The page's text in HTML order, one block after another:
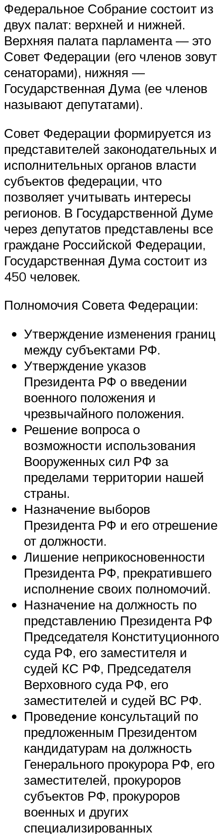
Федеральное Собрание состоит из
двух палат: верхней и нижней.
Верхняя палата парламента — это
Совет Федерации (его членов зовут
сенаторами), нижняя —
Государственная Дума (ее членов
называют депутатами).
Совет Федерации формируется из
представителей законодательных и
исполнительных органов власти
субъектов федерации, что
позволяет учитывать интересы
регионов. В Государственной Думе
через депутатов представлены все
граждане Российской Федерации,
Государственная Дума состоит из
450 человек.
Полномочия Совета Федерации:
Утверждение изменения границ
между субъектами РФ.
Утверждение указов
Президента РФ о введении
военного положения и
чрезвычайного положения.
Решение вопроса о
возможности использования
Вооруженных сил РФ за
пределами территории нашей
страны.
Назначение выборов
Президента РФ и его отрешение
от должности.
Лишение неприкосновенности
Президента РФ, прекратившего
исполнение своих полномочий.
Назначение на должность по
представлению Президента РФ
Председателя Конституционного
суда РФ, его заместителя и
судей КС РФ, Председателя
Верховного суда РФ, его
заместителей и судей ВС РФ.
Проведение консультаций по
предложенным Президентом
кандидатурам на должность
Генерального прокурора РФ, его
заместителей, прокуроров
субъектов РФ, прокуроров
военных и других
специализированных